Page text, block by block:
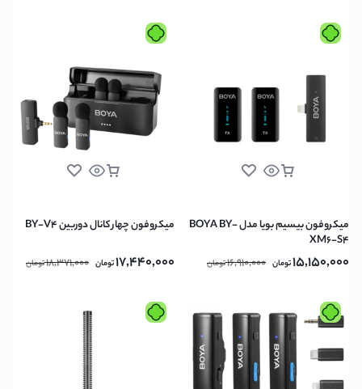
میکروفون بیسیم بویا مدل BOYA BY-
XM6-S4
15,150,000تومان 16,910,000تومان
میکروفون چهار کانال دوربین BY-V4
17,440,000تومان 18,371,000تومان